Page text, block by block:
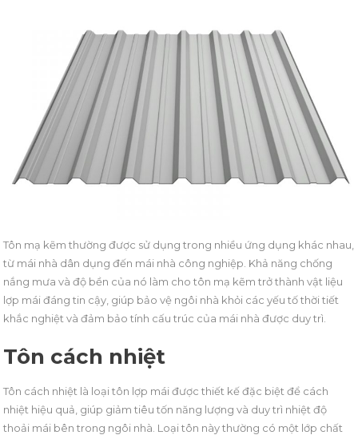
Tôn mạ kẽm thường được sử dụng trong nhiều ứng dụng khác nhau,
từ mái nhà dân dụng đến mái nhà công nghiệp. Khả năng chống
nắng mưa và độ bền của nó làm cho tôn mạ kẽm trở thành vật liệu
lợp mái đáng tin cậy, giúp bảo vệ ngôi nhà khỏi các yếu tố thời tiết
khắc nghiệt và đảm bảo tính cấu trúc của mái nhà được duy trì.
Tôn cách nhiệt
Tôn cách nhiệt là loại tôn lợp mái được thiết kế đặc biệt để cách
nhiệt hiệu quả, giúp giảm tiêu tốn năng lượng và duy trì nhiệt độ
thoải mái bên trong ngôi nhà. Loại tôn này thường có một lớp chất